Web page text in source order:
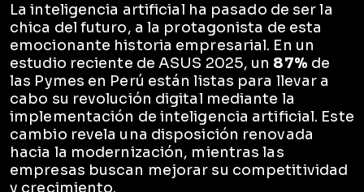
La inteligencia artificial ha pasado de ser la
chica del futuro, a la protagonista de esta
emocionante historia empresarial. En un
estudio reciente de ASUS 2025, un 87% de
las Pymes en Perú están listas para llevar a
cabo su revolución digital mediante la
implementación de inteligencia artificial. Este
cambio revela una disposición renovada
hacia la modernización, mientras las
empresas buscan mejorar su competitividad
y crecimiento.